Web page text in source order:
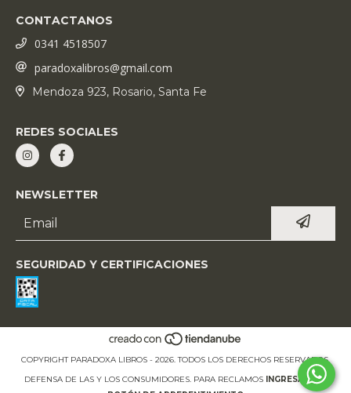
CONTACTANOS
0341 4518507
paradoxalibros@gmail.com
Mendoza 923, Rosario, Santa Fe
REDES SOCIALES
NEWSLETTER
SEGURIDAD Y CERTIFICACIONES
COPYRIGHT PARADOXA LIBROS - 2026. TODOS LOS DERECHOS RESERVADOS.
DEFENSA DE LAS Y LOS CONSUMIDORES. PARA RECLAMOS INGRESÁ ACÁ.